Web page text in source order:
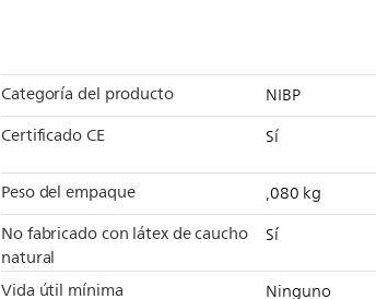
Categoría del producto NIBP
Certificado CE Sí
Peso del empaque ,080 kg
No fabricado con látex de caucho
natural
Sí
Vida útil mínima Ninguno